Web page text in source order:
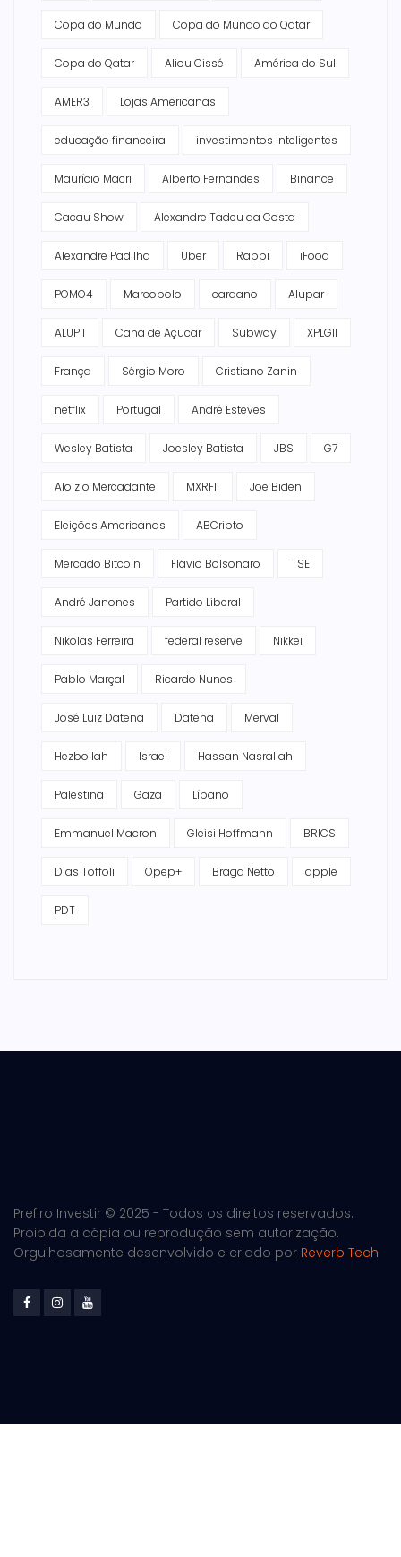
Copa do Mundo Copa do Mundo do Qatar
Copa do Qatar Aliou Cissé América do Sul
AMER3 Lojas Americanas
educação financeira investimentos inteligentes
Maurício Macri Alberto Fernandes Binance
Cacau Show Alexandre Tadeu da Costa
Alexandre Padilha Uber Rappi iFood
POMO4 Marcopolo cardano Alupar
ALUP11 Cana de Açucar Subway XPLG11
França Sérgio Moro Cristiano Zanin
netflix Portugal André Esteves
Wesley Batista Joesley Batista JBS G7
Aloizio Mercadante MXRF11 Joe Biden
Eleições Americanas ABCripto
Mercado Bitcoin Flávio Bolsonaro TSE
André Janones Partido Liberal
Nikolas Ferreira federal reserve Nikkei
Pablo Marçal Ricardo Nunes
José Luiz Datena Datena Merval
Hezbollah Israel Hassan Nasrallah
Palestina Gaza Líbano
Emmanuel Macron Gleisi Hoffmann BRICS
Dias Toffoli Opep+ Braga Netto apple
PDT
Prefiro Investir © 2025 - Todos os direitos reservados.
Proibida a cópia ou reprodução sem autorização.
Orgulhosamente desenvolvido e criado por Reverb Tech